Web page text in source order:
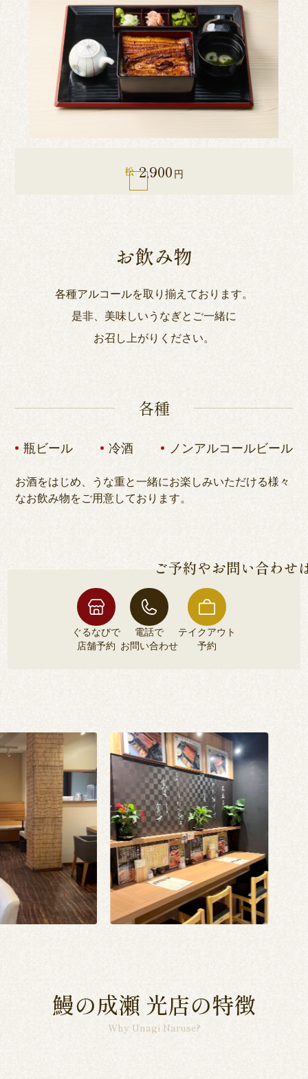
松 2,900 円
お飲み物
各種アルコールを取り揃えております。
是非、美味しいうなぎとご一緒に
お召し上がりください。
各種
瓶ビール 冷酒 ノンアルコールビール
お酒をはじめ、うな重と一緒にお楽しみいただける様々
なお飲み物をご用意しております。
ご予約やお問い合わせ
ぐるなびで
店舗予約
電話で
お問い合わせ
テイクアウト
予約
鰻の成瀬 光店の特徴
Why Unagi Naruse?